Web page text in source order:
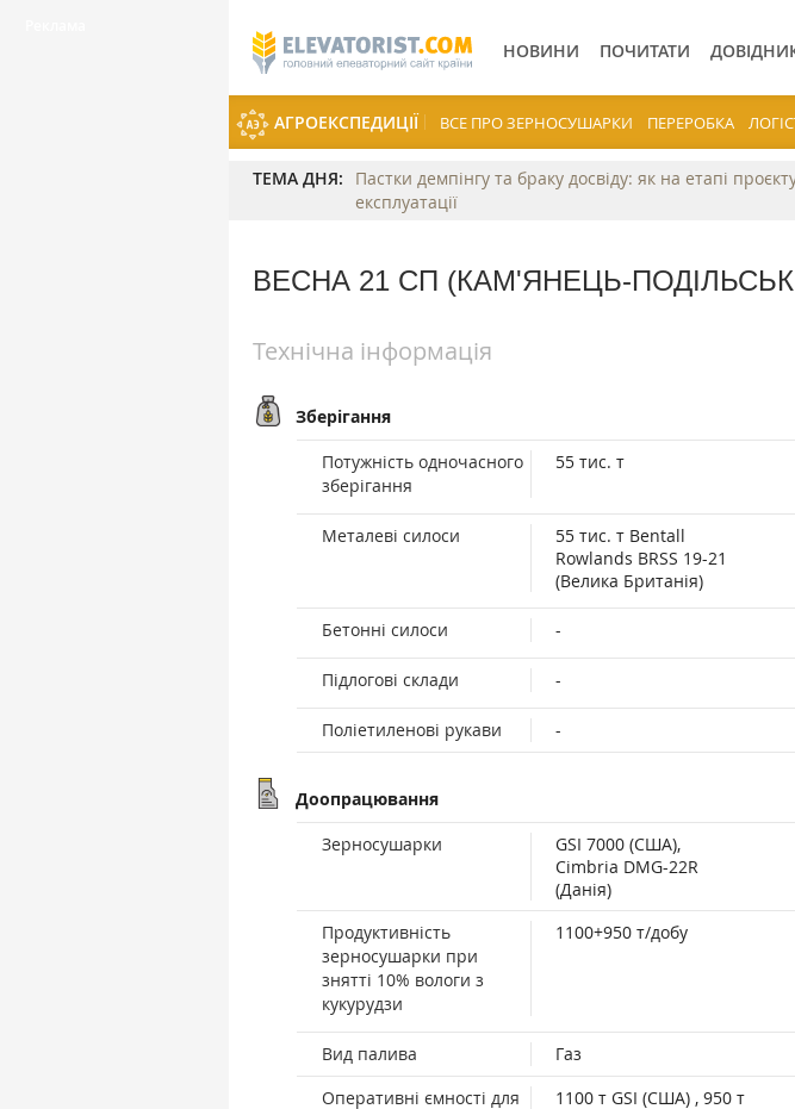
НОВИНИ ПОЧИТАТИ
АГРОЕКСПЕДИЦІЇ ВСЕ ПРО ЗЕРНОСУШАРКИ ПЕРЕРОБКА
ТЕМА ДНЯ:
Пастки демпінгу та браку досвіду: як на етапі
експлуатації
ВЕСНА 21 СП (КАМ'ЯНЕЦЬ-
Технічна інформація
Зберігання
Потужність одночасного
зберігання
55 тис. т
Металеві силоси
55 тис. т Bentall
Rowlands BRSS 19-21
(Велика Британія)
Бетонні силоси -
Підлогові склади -
Поліетиленові рукави -
Доопрацювання
Зерносушарки
GSI 7000 (США),
Cimbria DMG-22R
(Данія)
Продуктивність
зерносушарки при
знятті 10% вологи з
кукурудзи
1100+950 т/добу
Вид палива
Газ
Оперативні ємності для
1100 т GSI (США) , 950 т